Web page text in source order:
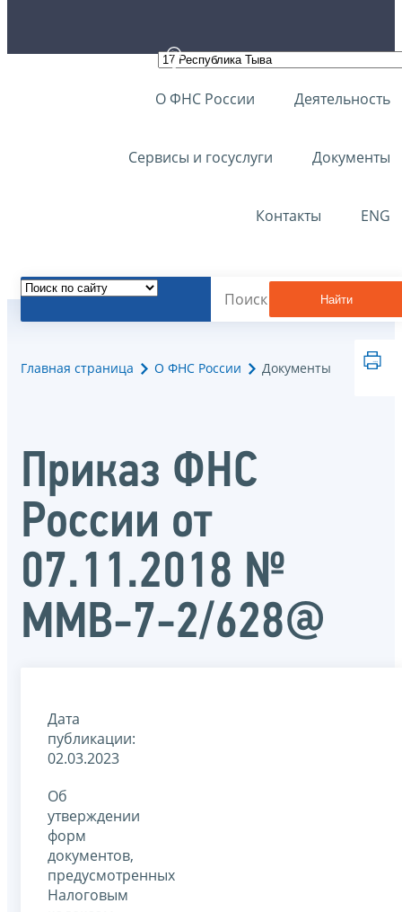
О ФНС России Деятельность
Сервисы и госуслуги Документы
Контакты ENG
Найти
Главная страница О ФНС России Документы
Приказ ФНС
России от
07.11.2018 №
ММВ-7-2/628@
Дата
публикации:
02.03.2023
Об
утверждении
форм
документов,
предусмотренных
Налоговым